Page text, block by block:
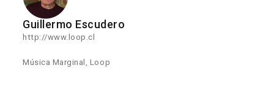
Guillermo Escudero
http://www.loop.cl
Música Marginal, Loop